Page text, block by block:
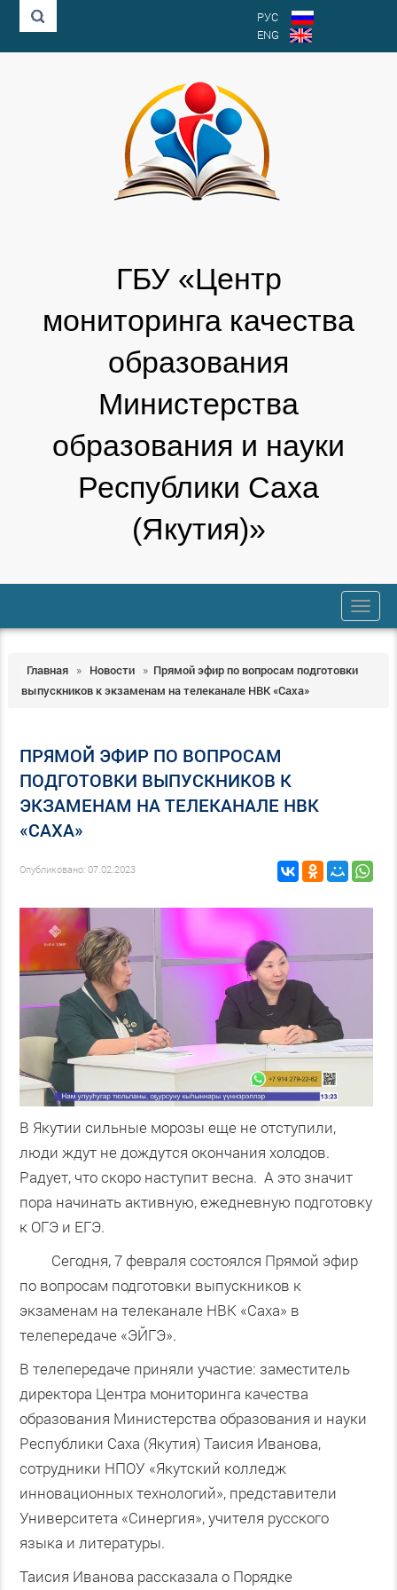
РУС
ENG
ГБУ «Центр
мониторинга качества
образования
Министерства
образования и науки
Республики Саха
(Якутия)»
trk
Главная » Новости » Прямой эфир по вопросам подготовки
выпускников к экзаменам на телеканале НВК «Саха»
ПРЯМОЙ ЭФИР ПО ВОПРОСАМ
ПОДГОТОВКИ ВЫПУСКНИКОВ К
ЭКЗАМЕНАМ НА ТЕЛЕКАНАЛЕ НВК
«САХА»
Опубликовано: 07.02.2023
В Якутии сильные морозы еще не отступили,
люди ждут не дождутся окончания холодов.
Радует, что скоро наступит весна. А это значит
пора начинать активную, ежедневную подготовку
к ОГЭ и ЕГЭ.
Сегодня, 7 февраля состоялся Прямой эфир
по вопросам подготовки выпускников к
экзаменам на телеканале НВК «Саха» в
телепередаче «ЭЙГЭ».
В телепередаче приняли участие: заместитель
директора Центра мониторинга качества
образования Министерства образования и науки
Республики Саха (Якутия) Таисия Иванова,
сотрудники НПОУ «Якутский колледж
инновационных технологий», представители
Университета «Синергия», учителя русского
языка и литературы.
Таисия Иванова рассказала о Порядке